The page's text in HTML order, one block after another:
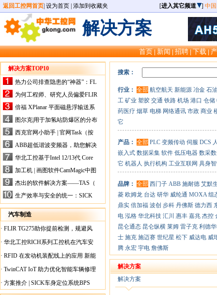
返回工控网首页 设为首页 添加到收藏夹 [进入其它频道 ] 中
解决方案
首页|新闻|招聘|下载|
解决方案TOP10
热力公司排查隐患的“神器”：FL
IR手持式热像仪，高效精准！
为何工程师、研究人员偏爱FLIR
X-HS系列热像仪？精准高效是
关键
倍福 XPlanar 平面磁悬浮输送系
统的创新应用
图尔克|用于加氢站防爆区的分布
式I/O解决方案
西克官网小助手 | 官网Task（按
任务选型）更新预告
ABB超低谐波变频器，助您解决
电气设备运行难题！
华北工控基于Intel 12/13代 Core
的ATX-6159嵌入式主板，推进
机器人市场
加工机 | 画图软件CamMagic中图
层整合的问题
杰出的软件解决方案——TAS（
Turck Automation Suite）
生产效率与安全的统一：SICK
关于机器人技术传感器解决方案
的采访
汽车制造
· FLIR TG275助你提前检测，规避风
险！
· 华北工控RICH系列工控机在汽车安
全检测行业中的应用
· RFID 在发动机装配线上的应用 新能
源汽车爆炸频发？
· TwinCAT IoT 助力优化智能车辆修理
· 方案推介 | SICK车身定位系统BPS
搜索：
行业： 全部 航空航天 新能源 冶金 石
工 矿业 塑胶 交通 铁路 机场 港口 仓储
药医疗 烟草 电梯 网络通讯 市政 商业
它
产品： 全部 PLC 变频传动 伺服 DCS
嵌入式 数据采集 软件 低压电器 数采
它 机器人 执行机构 工业互联网 具身
品牌： 全部 西门子 ABB 施耐德 艾默
菱 欧姆龙 台达 研华 威纶通 MOXA 组
鼎实 倍加福 波创 步科 丹佛斯 德力西
电 泓格 华北科技 汇川 惠丰 嘉兆 杰控
昆仑通态 昆仑纵横 莱姆 雷子克 利德
士 施克 施迈赛 世纪星 松下 威达电 威
腾 永宏 宇电 詹佛斯
解决方案
解决方案